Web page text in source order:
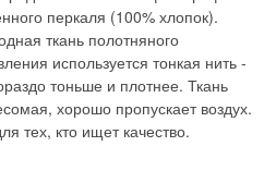
перкаля (100% хлопок).
ткань полотняного
используется тонкая нить -
тоньше и плотнее. Ткань
хорошо пропускает воздух.
тех, кто ищет качество.